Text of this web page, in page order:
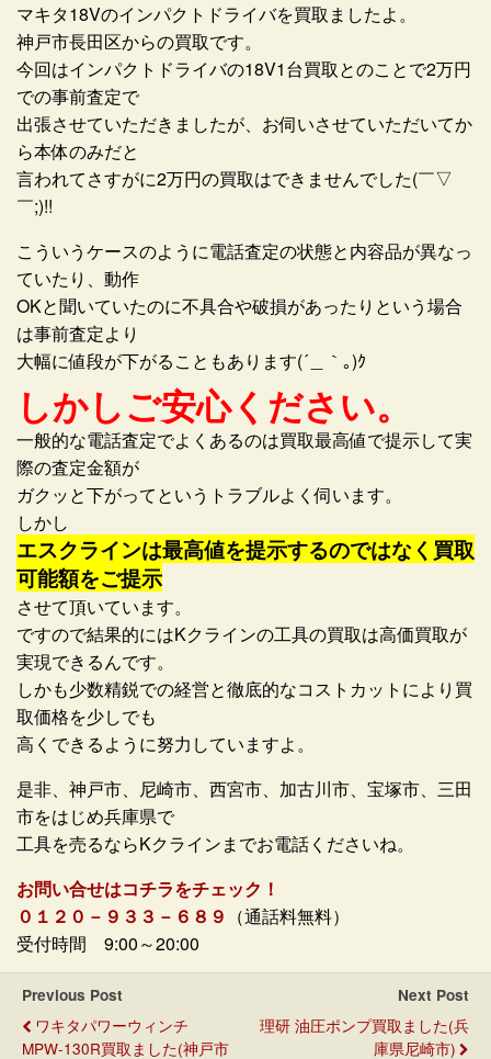
マキタ18Vのインパクトドライバを買取ましたよ。
神戸市長田区からの買取です。
今回はインパクトドライバの18V1台買取とのことで2万円
での事前査定で
出張させていただきましたが、お伺いさせていただいてか
ら本体のみだと
言われてさすがに2万円の買取はできませんでした(￣▽
￣;)!!
こういうケースのように電話査定の状態と内容品が異なっ
ていたり、動作
OKと聞いていたのに不具合や破損があったりという場合
は事前査定より
大幅に値段が下がることもあります(´＿｀｡)ｸ
しかしご安心ください。
一般的な電話査定でよくあるのは買取最高値で提示して実
際の査定金額が
ガクッと下がってというトラブルよく伺います。
しかし
エスクラインは最高値を提示するのではなく買取
可能額をご提示
させて頂いています。
ですので結果的にはKクラインの工具の買取は高価買取が
実現できるんです。
しかも少数精鋭での経営と徹底的なコストカットにより買
取価格を少しでも
高くできるように努力していますよ。
是非、神戸市、尼崎市、西宮市、加古川市、宝塚市、三田
市をはじめ兵庫県で
工具を売るならKクラインまでお電話くださいね。
お問い合せはコチラをチェック！
０１２０－９３３－６８９ （通話料無料）
受付時間 9:00～20:00
Previous Post
ワキタパワーウィンチ
MPW-130R買取ました(神戸市
Next Post
理研 油圧ポンプ買取ました(兵
庫県尼崎市)